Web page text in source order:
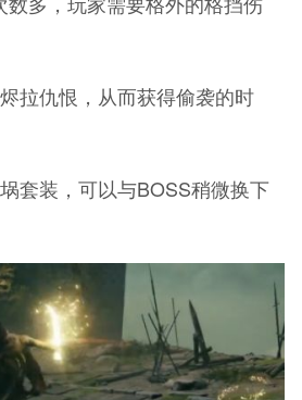
拉仇恨，从而获得偷袭的时
套装，可以与BOSS稍微换下